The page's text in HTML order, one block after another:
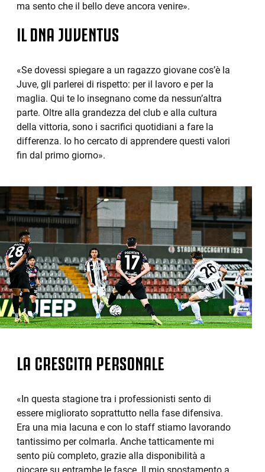
ma sento che il bello deve ancora venire».
IL DNA JUVENTUS
«Se dovessi spiegare a un ragazzo giovane cos’è la
Juve, gli parlerei di rispetto: per il lavoro e per la
maglia. Qui te lo insegnano come da nessun’altra
parte. Oltre alla grandezza del club e alla cultura
della vittoria, sono i sacrifici quotidiani a fare la
differenza. Io ho cercato di apprendere questi valori
fin dal primo giorno».
LA CRESCITA PERSONALE
«In questa stagione tra i professionisti sento di
essere migliorato soprattutto nella fase difensiva.
Era una mia lacuna e con lo staff stiamo lavorando
tantissimo per colmarla. Anche tatticamente mi
sento più completo, grazie alla disponibilità a
giocare su entrambe le fasce. Il mio spostamento a